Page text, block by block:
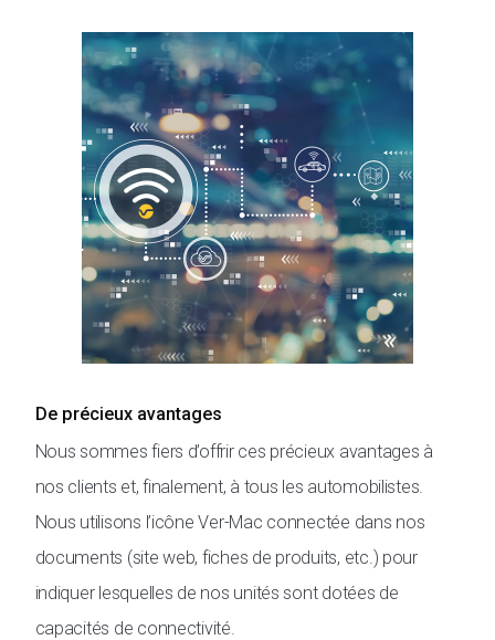
De précieux avantages
Nous sommes fiers d’offrir ces précieux avantages à
nos clients et, finalement, à tous les automobilistes.
Nous utilisons l’icône Ver-Mac connectée dans nos
documents (site web, fiches de produits, etc.) pour
indiquer lesquelles de nos unités sont dotées de
capacités de connectivité.